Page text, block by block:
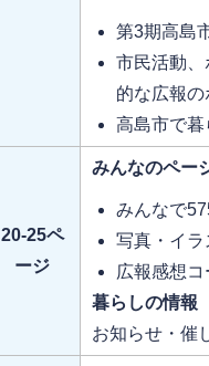
第3期高島
市民活動
的な広報の
高島市で
20-25ペ
ージ
みんなのペー
みんなで
写真・イ
広報感想コ
暮らしの情報
お知らせ・催